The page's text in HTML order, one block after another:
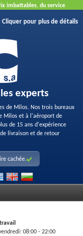
imbattables, du service
nécessaire.
Cliquer pour plus de détails
experts
de Milos. Nos trois bureaux
Milos et à l'aéroport de
de 15 ans d'expérience
livraison et de retour
cachée.
08:00 - 22:00